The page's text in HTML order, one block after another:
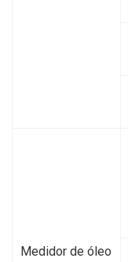
Medidor de óleo